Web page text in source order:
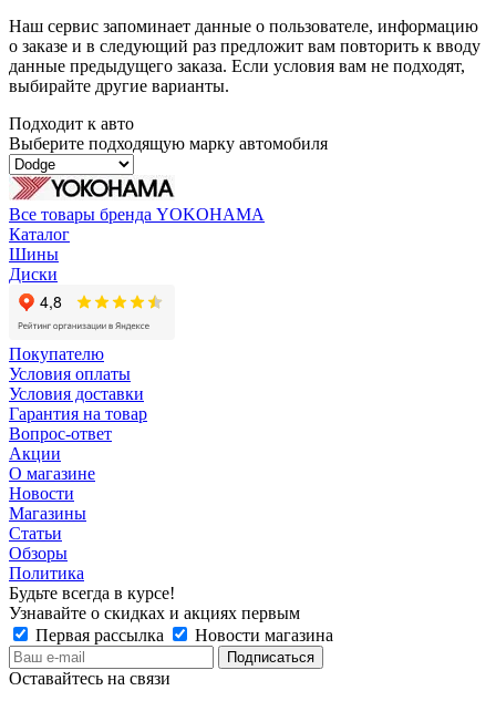
Наш сервис запоминает данные о пользователе, информацию
о заказе и в следующий раз предложит вам повторить к вводу
данные предыдущего заказа. Если условия вам не подходят,
выбирайте другие варианты.
Подходит к авто
Выберите подходящую марку автомобиля
Все товары бренда YOKOHAMA
Каталог
Шины
Диски
Покупателю
Условия оплаты
Условия доставки
Гарантия на товар
Вопрос-ответ
Акции
О магазине
Новости
Магазины
Статьи
Обзоры
Политика
Будьте всегда в курсе!
Узнавайте о скидках и акциях первым
Первая рассылка
Новости магазина
Оставайтесь на связи